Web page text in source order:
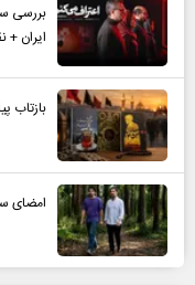
بررسی
ایران +
بازتاب
امضای